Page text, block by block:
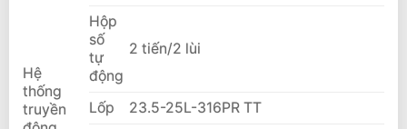
Hệ
thống
truyền
Hộp
số
tự
động
2 tiến/2 lùi
Lốp
23.5-25L-316PR TT